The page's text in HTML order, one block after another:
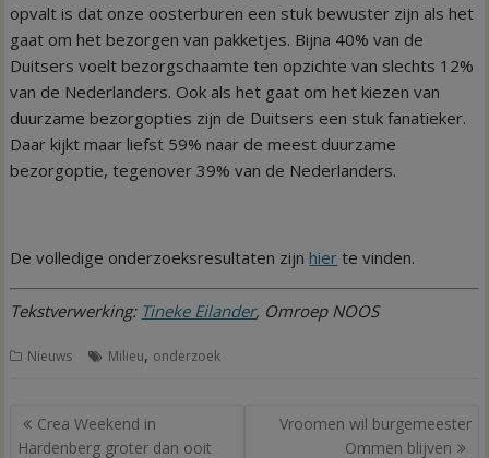
opvalt is dat onze oosterburen een stuk bewuster zijn als het
gaat om het bezorgen van pakketjes. Bijna 40% van de
Duitsers voelt bezorgschaamte ten opzichte van slechts 12%
van de Nederlanders. Ook als het gaat om het kiezen van
duurzame bezorgopties zijn de Duitsers een stuk fanatieker.
Daar kijkt maar liefst 59% naar de meest duurzame
bezorgoptie, tegenover 39% van de Nederlanders.
De volledige onderzoeksresultaten zijnhier te vinden.
Tekstverwerking: Tineke Eilander, Omroep NOOS
Nieuws Milieu, onderzoek
Bericht
navigatie
Crea Weekend in
Hardenberg groter dan ooit
Vroomen wil burgemeester
Ommen blijven